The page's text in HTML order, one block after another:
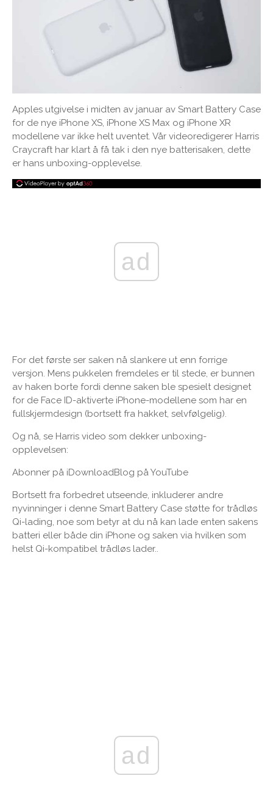
Apples utgivelse i midten av januar av Smart Battery Case
for de nye iPhone XS, iPhone XS Max og iPhone XR
modellene var ikke helt uventet. Vår videoredigerer Harris
Craycraft har klart å få tak i den nye batterisaken, dette
er hans unboxing-opplevelse.
ad
For det første ser saken nå slankere ut enn forrige
versjon. Mens pukkelen fremdeles er til stede, er bunnen
av haken borte fordi denne saken ble spesielt designet
for de Face ID-aktiverte iPhone-modellene som har en
fullskjermdesign (bortsett fra hakket, selvfølgelig).
Og nå, se Harris video som dekker unboxing-
opplevelsen:
Abonner på iDownloadBlog på YouTube
Bortsett fra forbedret utseende, inkluderer andre
nyvinninger i denne Smart Battery Case støtte for trådløs
Qi-lading, noe som betyr at du nå kan lade enten sakens
batteri eller både din iPhone og saken via hvilken som
helst Qi-kompatibel trådløs lader..
ad